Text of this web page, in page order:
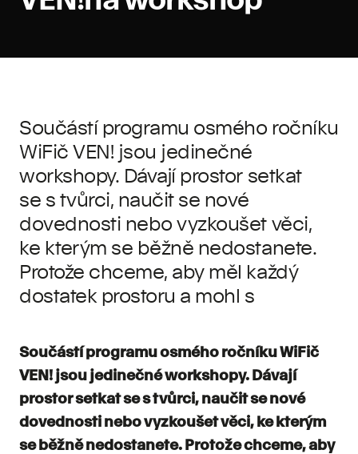
Součástí programu osmého ročníku
WiFič VEN! jsou jedinečné
workshopy. Dávají prostor setkat
se s tvůrci, naučit se nové
dovednosti nebo vyzkoušet věci,
ke kterým se běžně nedostanete.
Protože chceme, aby měl každý
dostatek prostoru a mohl s
Součástí programu osmého ročníku WiFič
VEN! jsou jedinečné workshopy. Dávají
prostor setkat se s tvůrci, naučit se nové
dovednosti nebo vyzkoušet věci, ke kterým
se běžně nedostanete. Protože chceme, aby